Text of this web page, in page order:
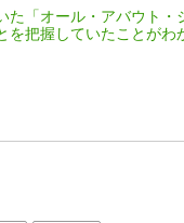
た「オール・アバウト・
把握していたことがわ